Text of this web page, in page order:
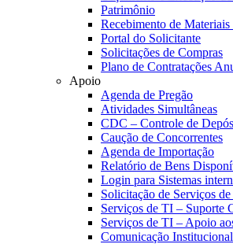
Patrimônio
Recebimento de Materiais
Portal do Solicitante
Solicitações de Compras
Plano de Contratações
Apoio
Agenda de Pregão
Atividades Simultâneas
CDC – Controle de
Caução de Concorrentes
Agenda de Importação
Relatório de Bens
Login para Sistemas
Solicitação de Serviços
Serviços de TI – Suporte
Serviços de TI – Apoio
Comunicação Institucional